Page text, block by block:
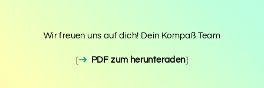
Wir freuen uns auf dich! Dein Kompaß Team
[ PDF zum herunteraden]